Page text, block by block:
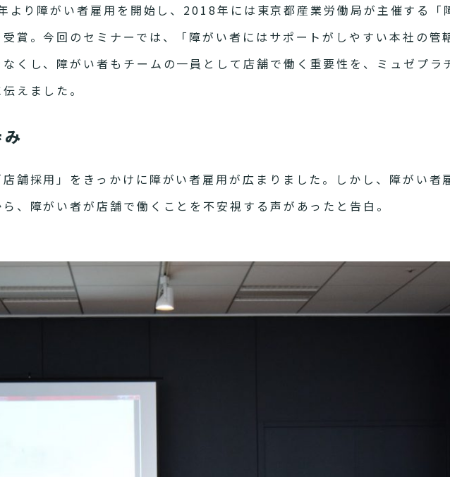
り障がい者雇用を開始し、2018年には東京都産業労働局が主催する「
賞。今回のセミナーでは、「障がい者にはサポートがしやすい本社の管
くし、障がい者もチームの一員として店舗で働く重要性を、ミュゼプラ
えました。
舗採用」をきっかけに障がい者雇用が広まりました。しかし、障がい者
、障がい者が店舗で働くことを不安視する声があったと告白。